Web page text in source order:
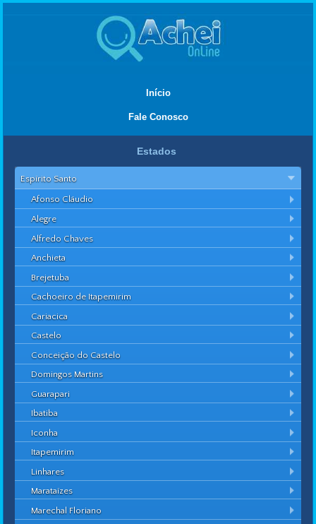
Início
Fale Conosco
Estados
Espírito Santo
Afonso Cláudio
Alegre
Alfredo Chaves
Anchieta
Brejetuba
Cachoeiro de Itapemirim
Cariacica
Castelo
Conceição do Castelo
Domingos Martins
Guarapari
Ibatiba
Iconha
Itapemirim
Linhares
Marataízes
Marechal Floriano